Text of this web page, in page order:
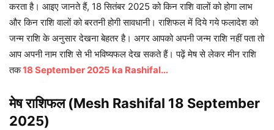
करता है। आइए जानते हैं, 18 सितंबर 2025 को किन राशि वालों को होगा लाभ
और किन राशि वालों को बरतनी होगी सावधानी। राशिफल में दिये गये फलादेश को
जन्म राशि के अनुसार देखना बेहतर है। अगर आपको अपनी जन्म राशि नहीं पता तो
आप अपनी नाम राशि से भी भविष्यफल देख सकते हैं। पढ़ें मेष से लेकर मीन राशि
तक18 September 2025 ka Rashifal…
मेष राशिफल (Mesh Rashifal 18 September
2025)